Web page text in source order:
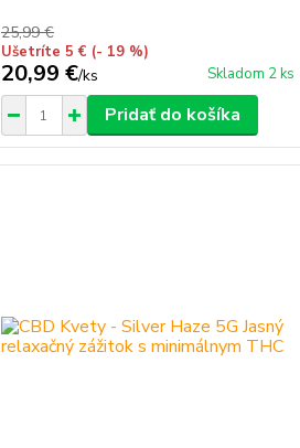
25,99 €
Ušetríte 5 € (- 19 %)
20,99 €/ks Skladom 2 ks
Pridať do košíka